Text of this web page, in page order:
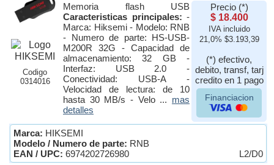
Codigo
0314016
Memoria flash USB
Caracteristicas principales: -
Marca: Hiksemi - Modelo: RNB
- Numero de parte: HS-USB-
M200R 32G - Capacidad de
almacenamiento: 32 GB -
Interfaz: USB 2.0 -
Conectividad: USB-A -
Velocidad de lectura: de 10
hasta 30 MB/s - Velo ... mas
detalles
Precio (*)
$ 18.400
IVA incluido
21,0% $3.193,39
(*) efectivo,
debito, transf, tarj
credito en 1 pago
Financiacion
Marca: HIKSEMI
Modelo / Numero de parte: RNB
EAN / UPC: 6974202726980 L2/D0